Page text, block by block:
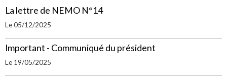
La lettre de NEMO N°14
Le 05/12/2025
Important - Communiqué du président
Le 19/05/2025